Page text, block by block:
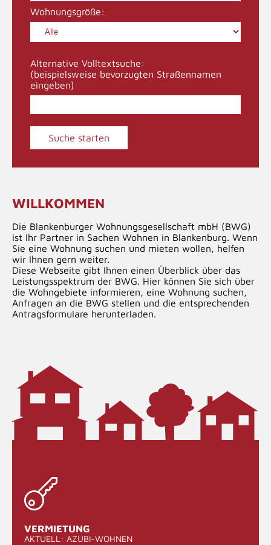
Wohnungsgröße:
Alternative Volltextsuche:
(beispielsweise bevorzugten Straßennamen
eingeben)
WILLKOMMEN
Die Blankenburger Wohnungsgesellschaft mbH (BWG)
ist Ihr Partner in Sachen Wohnen in Blankenburg. Wenn
Sie eine Wohnung suchen und mieten wollen, helfen
wir Ihnen gern weiter.
Diese Webseite gibt Ihnen einen Überblick über das
Leistungsspektrum der BWG . Hier können Sie sich über
die Wohngebiete informieren, eine Wohnung suchen
Anfragen an die BWG stellen und die entsprechenden
Antragsformulare herunterladen.
VERMIETUNG
AKTUELL: AZUBI-WOHNEN